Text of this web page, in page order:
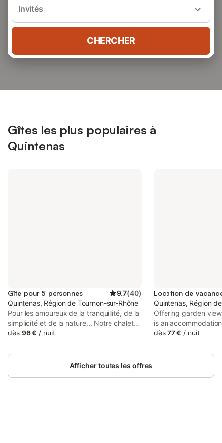
Invités
CHERCHER
Gîtes les plus populaires à
Quintenas
Gîte pour 5 personnes 9.7(40)
Quintenas, Région de Tournon-sur-Rhône
Pour les amoureux de la tranquillité, de la
simplicité et de la nature... Notre chalet
en plein cœur de l'Ardèche Verte sera
dans un lieu préservé et au croisement
de nombreux chemins de balades (GR,
dès 96 € / nuit
Quintenas, Région
Offering garden
is an
km from Croix de
has quiet street
dès 77 € / nuit
Afficher toutes les offres